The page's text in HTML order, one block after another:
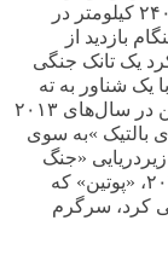
هماوردی (پیست مسابقه) «لنینگراد» به شتاب ۲۴۰ کیلومتر در
پوتین» در سال ۲۰۱۱ هنگام بازدید از
یک تانک جنگی
با یک شناور به ته
دریای سیاه در پیرامون کریمه رفت. وی همچنین در سال‌های ۲۰۱۳
بالتیک »به سوی
ترسایی و یک زیردریایی «جنگ
در سال ۲۰۲۱، «پوتین» که
کرد، سرگرم